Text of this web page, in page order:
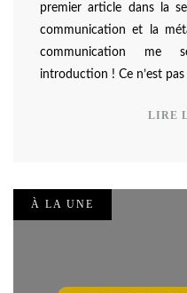
premier article dans la
communication et la
communication me
introduction ! Ce n’est
LIRE
À LA UNE